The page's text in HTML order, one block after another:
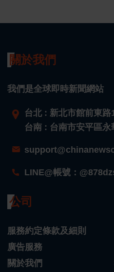
關於我們
我們是全球即時新聞網站
台北 : 新北市館前東
台南 : 台南市安平區
LINE@帳號：
公司
服務約定條款及細則
廣告服務
關於我們